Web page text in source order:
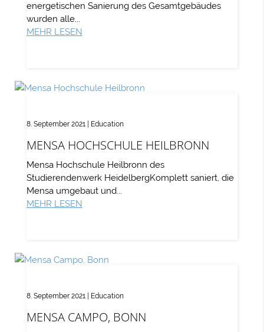
energetischen Sanierung des Gesamtgebäudes
wurden alle...
MEHR LESEN
MENSA HOCHSCHULE HEILBRONN
8. September 2021| Education
Mensa Hochschule Heilbronn des
Studierendenwerk HeidelbergKomplett saniert, die
Mensa umgebaut und...
MEHR LESEN
MENSA CAMPO, BONN
8. September 2021| Education